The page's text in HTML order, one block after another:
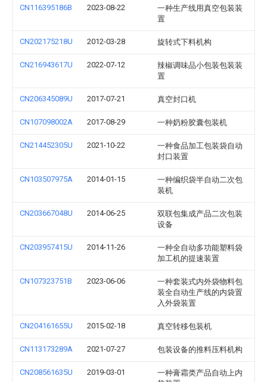
CN116395186B 2023-08-22
一种生产线用真空包装装
置
CN202175218U 2012-03-28 旋转式下料机构
CN216943617U 2022-07-12
辣椒调味品小包装包装装
置
CN206345089U 2017-07-21 真空封口机
CN107098002A 2017-08-29 一种奶粉胶囊包装机
CN214452305U 2021-10-22
一种食品加工包装袋自动
封口装置
CN103507975A 2014-01-15
一种编织袋半自动二次包
装机
CN203667048U 2014-06-25
双联包集成产品二次包装
设备
CN203957415U 2014-11-26
一种全自动多功能塑料袋
加工机的提速装置
CN107323751B 2023-06-06
一种套装式内外袋物料包
装全自动生产线的内袋置
入外袋装置
CN204161655U 2015-02-18 真空转移包装机
CN113173289A 2021-07-27 包装设备的推料压料机构
CN208561635U 2019-03-01
一种膏霜类产品自动上内